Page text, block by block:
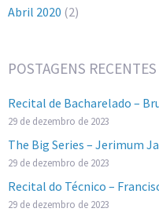
Abril 2020 (2)
POSTAGENS RECENTES
Recital de Bacharelado –
29 de dezembro de 2023
The Big Series – Jerimum
29 de dezembro de 2023
Recital do Técnico –
29 de dezembro de 2023